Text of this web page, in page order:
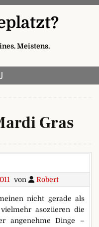
Meistens.
Gras
von Robert
nicht gerade als
asoziieren die
angenehme Dinge –